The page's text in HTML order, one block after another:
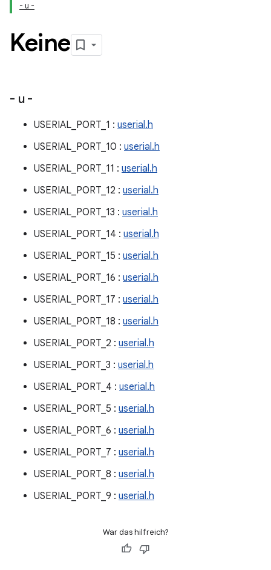
- u -
Keine
- u -
USERIAL_PORT_1 : userial.h
USERIAL_PORT_10 : userial.h
USERIAL_PORT_11 : userial.h
USERIAL_PORT_12 : userial.h
USERIAL_PORT_13 : userial.h
USERIAL_PORT_14 : userial.h
USERIAL_PORT_15 : userial.h
USERIAL_PORT_16 : userial.h
USERIAL_PORT_17 : userial.h
USERIAL_PORT_18 : userial.h
USERIAL_PORT_2 : userial.h
USERIAL_PORT_3 : userial.h
USERIAL_PORT_4 : userial.h
USERIAL_PORT_5 : userial.h
USERIAL_PORT_6 : userial.h
USERIAL_PORT_7 : userial.h
USERIAL_PORT_8 : userial.h
USERIAL_PORT_9 : userial.h
War das hilfreich?